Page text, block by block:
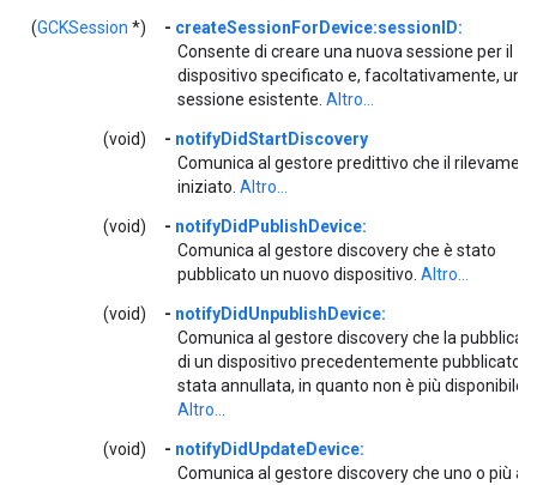
(GCKSession *) - createSessionForDevice:sessionID:
Consente di creare una nuova sessione per il
dispositivo specificato e, facoltativamente, un
sessione esistente. Altro...
(void) - notifyDidStartDiscovery
Comunica al gestore predittivo che il
iniziato. Altro...
(void) - notifyDidPublishDevice:
Comunica al gestore discovery che è stato
pubblicato un nuovo dispositivo. Altro...
(void) - notifyDidUnpublishDevice:
Comunica al gestore discovery che la
di un dispositivo precedentemente pubblicato è
stata annullata, in quanto non è più disponibile.
Altro...
(void) - notifyDidUpdateDevice:
Comunica al gestore discovery che uno o più